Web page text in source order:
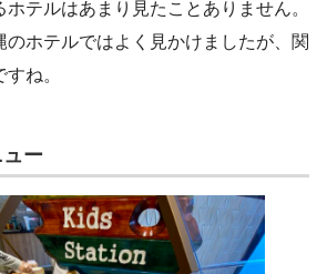
ホテルはあまり見たことありません。
のホテルではよく見かけましたが、関
ね。
ー